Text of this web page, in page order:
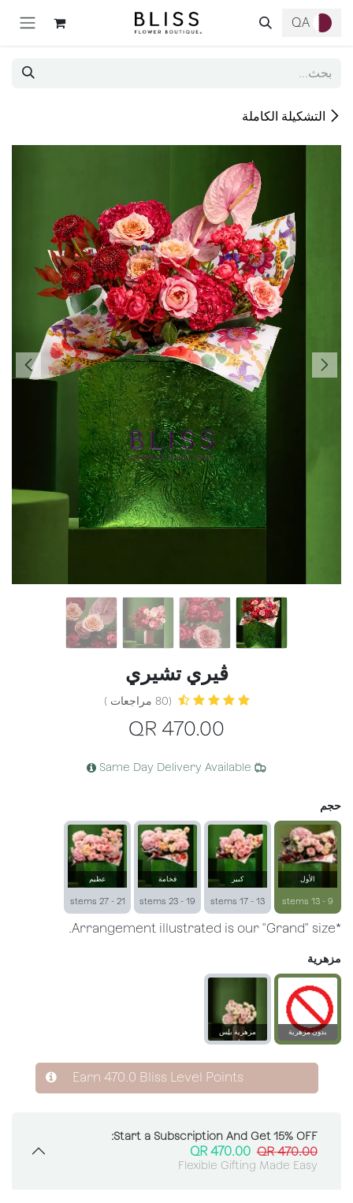
QA
التشكيلة الكاملة
ڤيري تشيري
470.00
QR
Same Day Delivery Available
حجم
الأول
9 - 13 stems
كبير
13 - 17 stems
فخامة
19 - 23 stems
عظيم
21 - 27 stems
*Arrangement illustrated is our "Grand" size.
مزهرية
بدون مزهرية
مزهرية بلِس
زجاجية
Earn470.0 Bliss Level Points
Start a Subscription And Get 15% OFF:
470.00
QR
470.00
QR
Flexible Gifting Made Easy